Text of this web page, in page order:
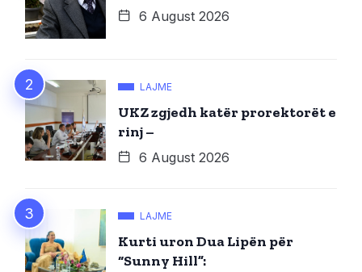
6 August 2026
LAJME
UKZ zgjedh katër prorektorët e
rinj –
6 August 2026
LAJME
Kurti uron Dua Lipën për
“Sunny Hill”: